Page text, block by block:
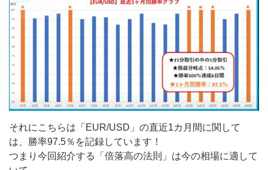
それにこちらは「EUR/USD」の直近1カ月間に関して
は、勝率97.5％を記録しています！
つまり今回紹介する「倍落高の法則」は今の相場に適して